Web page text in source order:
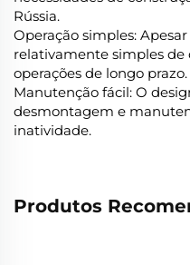
Rússia.
Operação simples:
relativamente simples de
operações de longo prazo.
Manutenção fácil: O
desmontagem e
inatividade.
Produtos